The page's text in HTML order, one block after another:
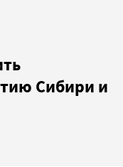
Сибири и